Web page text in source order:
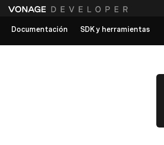
Documentación
SDK y herramientas